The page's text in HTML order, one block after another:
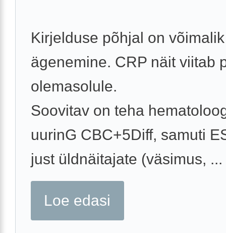
Kirjelduse põhjal on
ägenemine. CRP näit viitab
olemasolule.
Soovitav on teha
uurinG CBC+5Diff, samuti
just üldnäitajate (väsimus, ...
Loe edasi